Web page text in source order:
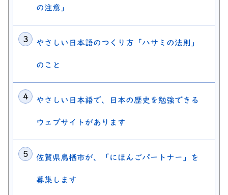
の注意」
やさしい日本語のつくり方「ハサミの法則」
のこと
やさしい日本語で、日本の歴史を勉強できる
ウェブサイトがあります
佐賀県鳥栖市が、「にほんごパートナー」を
募集します